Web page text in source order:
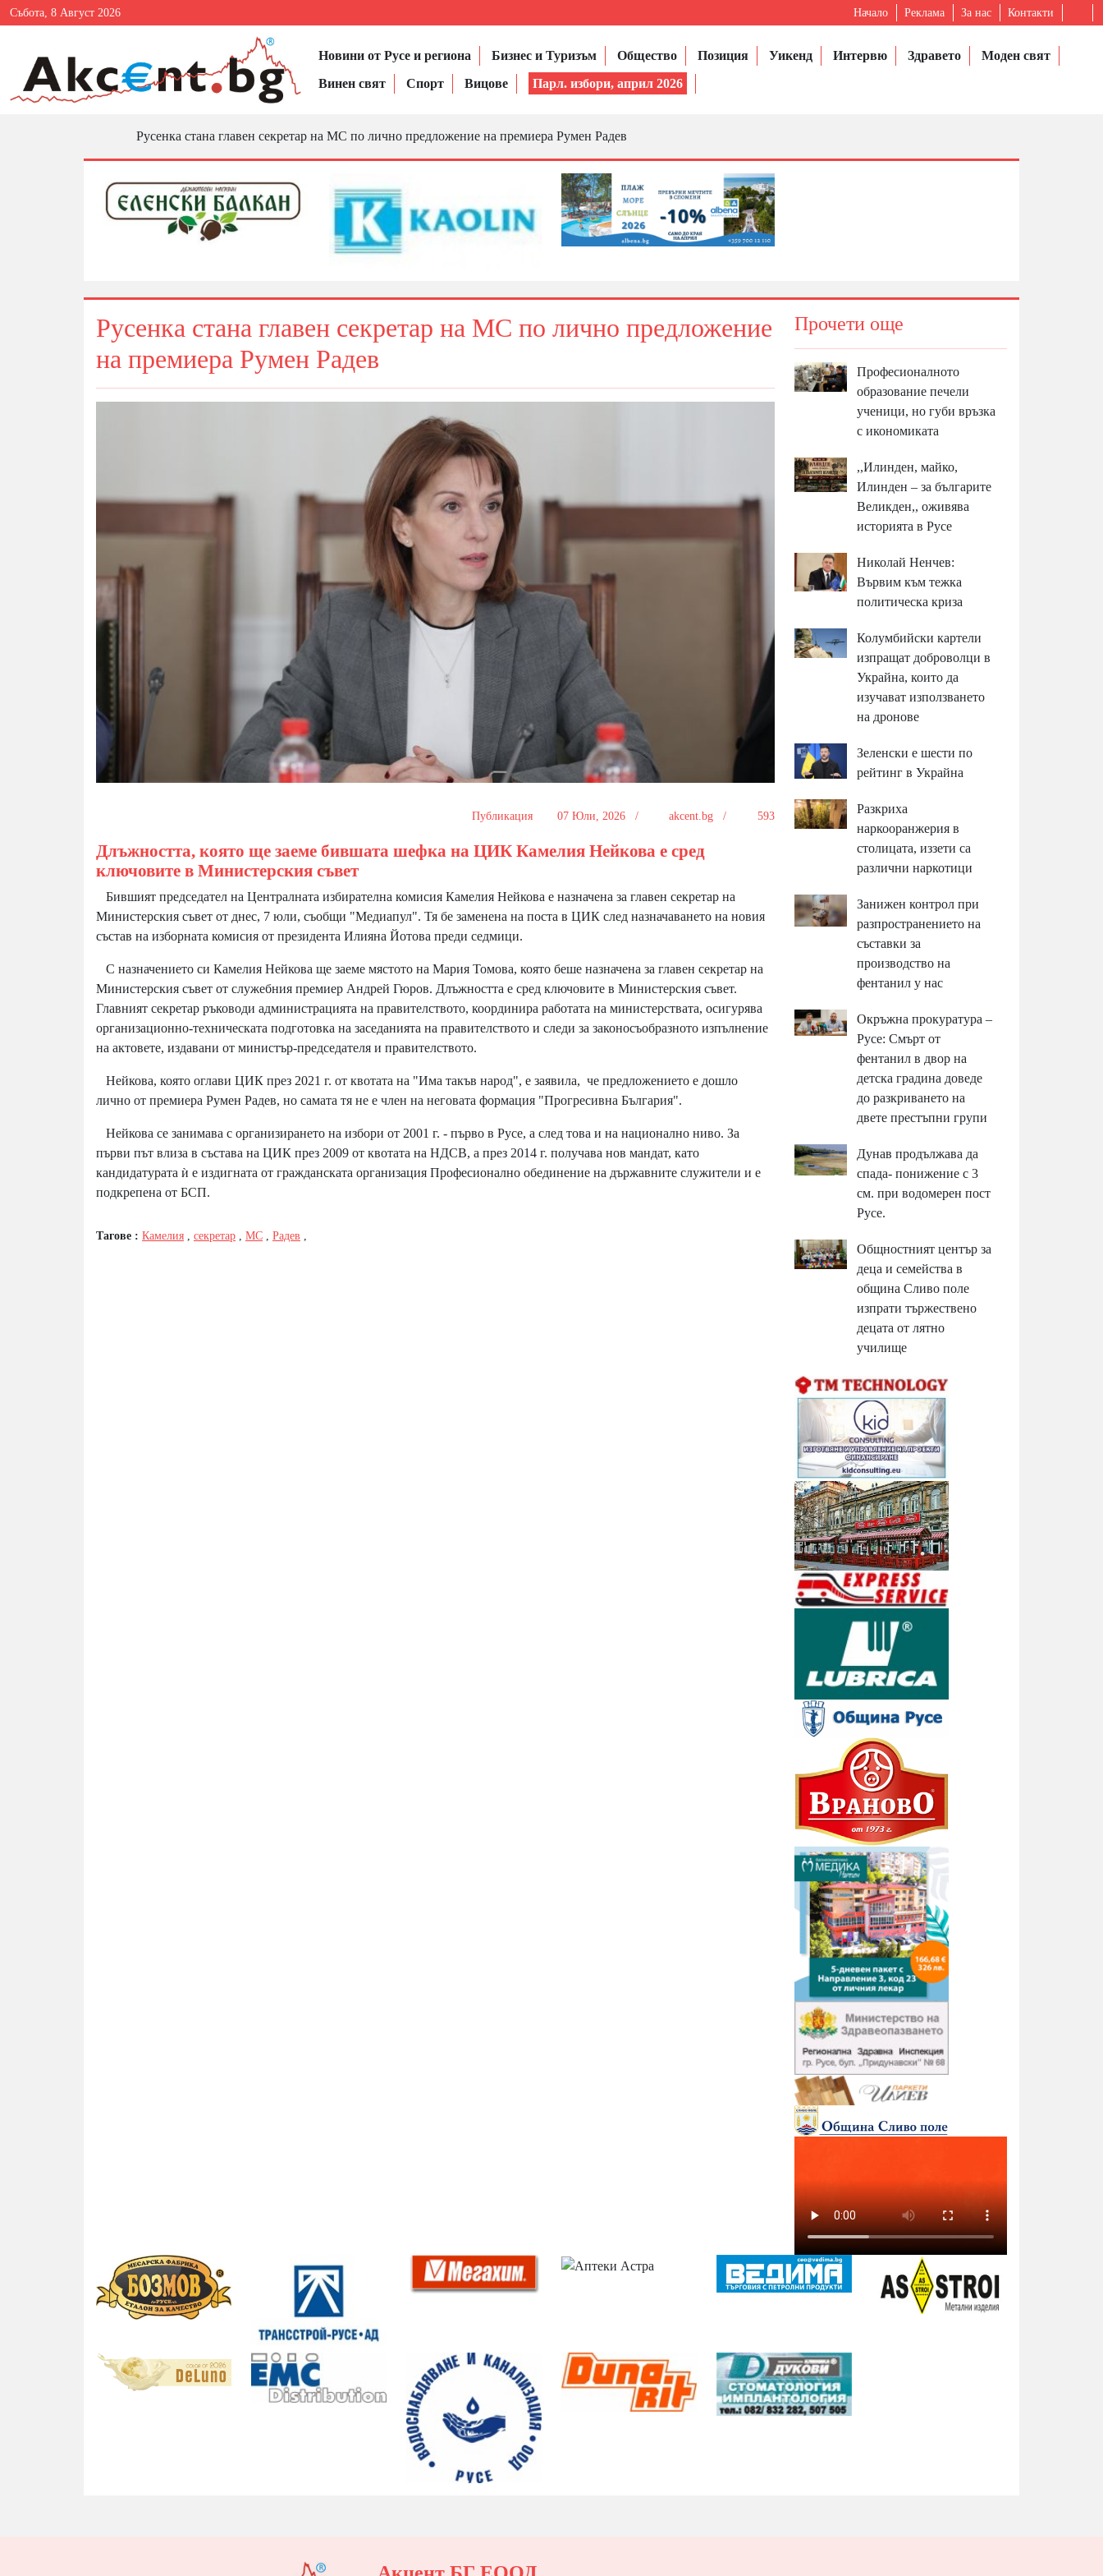
Събота, 8 Август 2026 Начало Реклама За нас Контакти
Новини от Русе и региона Бизнес и Туризъм Общество Позиция Уикенд Интервю Здравето
Моден свят
Винен свят
Спорт Вицове Парл. избори, април 2026
Русенка стана главен секретар на МС по лично предложение на премиера Румен Радев
Русенка стана главен секретар на МС по лично предложение
на премиера Румен Радев
Публикация 07 Юли, 2026 / akcent.bg / 593
Длъжността, която ще заеме бившата шефка на ЦИК Камелия Нейкова е сред
ключовите в Министерския съвет
Бившият председател на Централната избирателна комисия Камелия Нейкова е назначена за главен секретар на
Министерския съвет от днес, 7 юли, съобщи "Медиапул". Тя бе заменена на поста в ЦИК след назначаването на новия
състав на изборната комисия от президента Илияна Йотова преди седмици.
С назначението си Камелия Нейкова ще заеме мястото на Мария Томова, която беше назначена за главен секретар на
Министерския съвет от служебния премиер Андрей Гюров. Длъжността е сред ключовите в Министерския съвет.
Главният секретар ръководи администрацията на правителството, координира работата на министерствата, осигурява
организационно-техническата подготовка на заседанията на правителството и следи за законосъобразното изпълнение
на актовете, издавани от министър-председателя и правителството.
Нейкова, която оглави ЦИК през 2021 г. от квотата на "Има такъв народ", е заявила, че предложението е дошло
лично от премиера Румен Радев, но самата тя не е член на неговата формация "Прогресивна България".
Нейкова се занимава с организирането на избори от 2001 г. - първо в Русе, а след това и на национално ниво. За
първи път влиза в състава на ЦИК през 2009 от квотата на НДСВ, а през 2014 г. получава нов мандат, като
кандидатурата ѝ е издигната от гражданската организация Професионално обединение на държавните служители и е
подкрепена от БСП.
Тагове : Камелия секретар МС Радев
Прочети още
Професионалното
образование печели
ученици, но губи връзка
с икономиката
,,Илинден, майко,
Илинден – за българите
Великден,, оживява
историята в Русе
Николай Ненчев:
Вървим към тежка
политическа криза
Колумбийски картели
изпращат доброволци в
Украйна, които да
изучават използването
на дронове
Зеленски е шести по
рейтинг в Украйна
Разкриха
наркооранжерия в
столицата, иззети са
различни наркотици
Занижен контрол при
разпространението на
съставки за
производство на
фентанил у нас
Окръжна прокуратура –
Русе: Смърт от
фентанил в двор на
детска градина доведе
до разкриването на
двете престъпни групи
Дунав продължава да
спада- понижение с 3
см. при водомерен пост
Русе.
Общностният център за
деца и семейства в
община Сливо поле
изпрати тържествено
децата от лятно
училище